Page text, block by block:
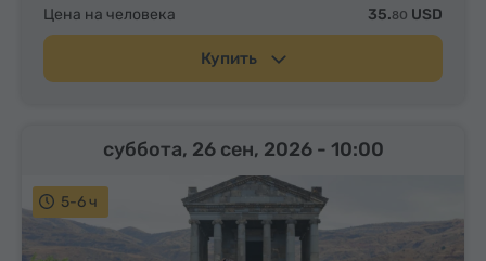
Цена на человека 35.80 USD
Купить
5-6 ч
суббота, 26 сен, 2026 - 10:00